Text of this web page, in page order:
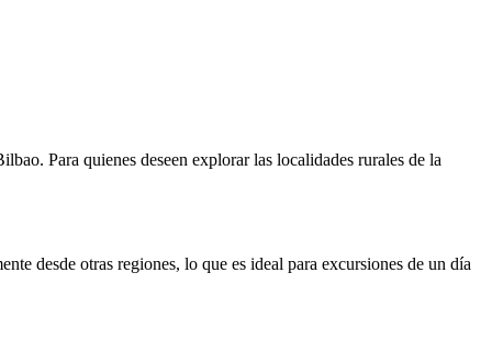
Para quienes deseen explorar las localidades rurales de la
desde otras regiones, lo que es ideal para excursiones de un día